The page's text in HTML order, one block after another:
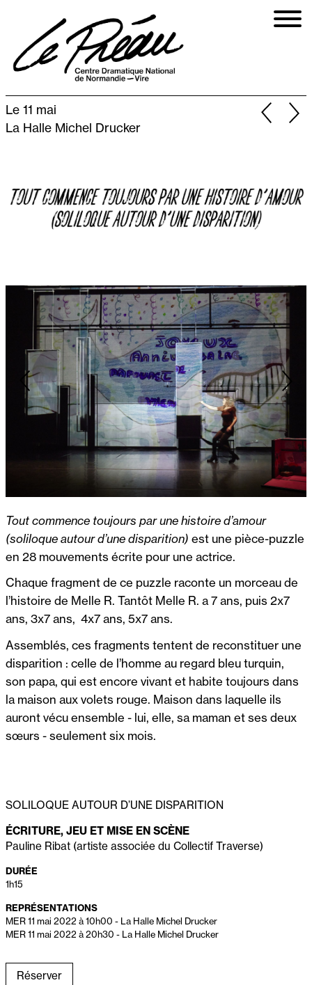
contenu
principal
Le 11 mai
La Halle Michel Drucker
SOLILOQUE AUTOUR D’UNE DISPARITION
ÉCRITURE, JEU ET MISE EN SCÈNE
Pauline Ribat (artiste associée du Collectif Traverse)
DURÉE
1h15
REPRÉSENTATIONS
MER 11 mai 2022 à 10h00 - La Halle Michel Drucker
MER 11 mai 2022 à 20h30 - La Halle Michel Drucker
Réserver
Tout commence toujours par une histoire d’amour
(soliloque autour d’une disparition) est une pièce-puzzle
en 28 mouvements écrite pour une actrice.
Chaque fragment de ce puzzle raconte un morceau de
l’histoire de Melle R. Tantôt Melle R. a 7 ans, puis 2x7
ans, 3x7 ans, 4x7 ans, 5x7 ans.
Assemblés, ces fragments tentent de reconstituer une
disparition : celle de l’homme au regard bleu turquin,
son papa, qui est encore vivant et habite toujours dans
la maison aux volets rouge. Maison dans laquelle ils
auront vécu ensemble - lui, elle, sa maman et ses deux
sœurs - seulement six mois.